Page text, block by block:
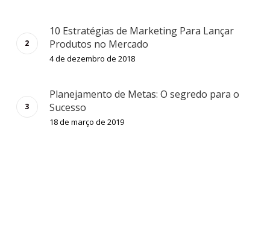
10 Estratégias de Marketing Para Lançar
Produtos no Mercado
4 de dezembro de 2018
Planejamento de Metas: O segredo para o
Sucesso
18 de março de 2019